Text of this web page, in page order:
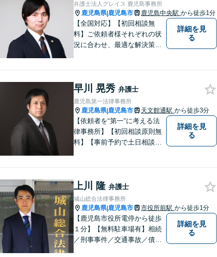
弁護士法人グレイス 鹿児島事務所
鹿児島県|鹿児島市 鹿児島中央駅 から徒歩1分
【全国対応】【初回相談無
料】ご依頼者様それぞれの状
況に合わせ、最適な解決策を
き合い、解決までしっかりサ
ポートします。【電話・WEB
相談も対応可能】
詳細を見
る
早川 晃秀 弁護士
鹿児島第一法律事務所
鹿児島県|鹿児島市 天文館通駅 から徒歩3分
【依頼者を“第一”に考える法
律事務所】【初回相談原則無
料】【事前予約で土日相談
て、確かな経験にもとづき、
幅広い分野の法的トラブルへ
の対応が可能です。
詳細を見
る
上川 隆 弁護士
城山総合法律事務所
鹿児島県|鹿児島市 市役所前駅 から徒歩1分
【鹿児島市役所電停から徒歩
１分】【無料駐車場有】相続
／刑事事件／交通事故／債務
詳細を見
る